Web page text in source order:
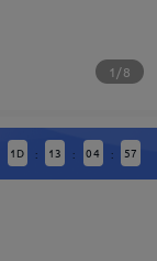
1/8
1 D : 13 : 04 : 56